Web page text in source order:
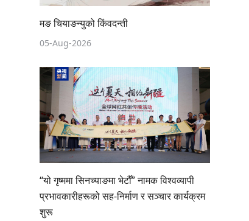
मङ चियाङन्युको किंवदन्ती
05-Aug-2026
“यो गृष्ममा सिनच्याङमा भेटौँ” नामक विश्वव्यापी
प्रभावकारीहरूको सह-निर्माण र सञ्चार कार्यक्रम
शुरू